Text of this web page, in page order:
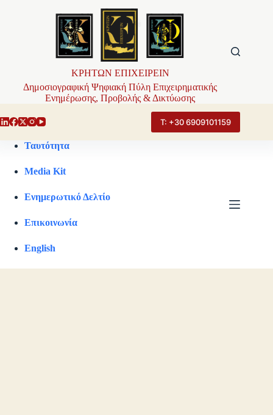
ΚΡΗΤΩΝ ΕΠΙΧΕΙΡΕΙΝ
Δημοσιογραφική Ψηφιακή Πύλη Επιχειρηματικής
Ενημέρωσης, Προβολής & Δικτύωσης
Τ: +30 6909101159
Ταυτότητα
Media Kit
Ενημερωτικό Δελτίο
Επικοινωνία
English